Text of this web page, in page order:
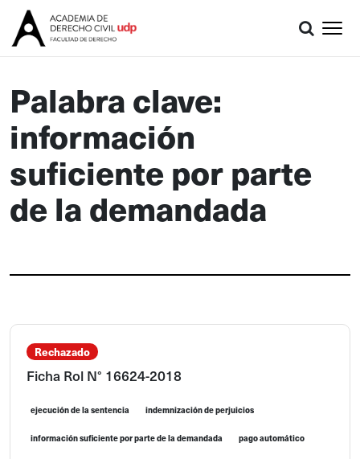
Palabra clave:
información
suficiente por parte
de la demandada
Rechazado
Ficha Rol N° 16624-2018
ejecución de la sentencia indemnización de perjuicios
información suficiente por parte de la demandada pago automático